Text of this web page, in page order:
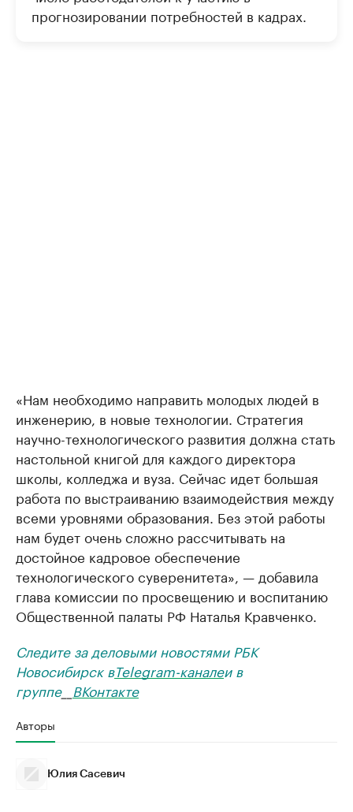
прогнозировании потребностей в кадрах.
«Нам необходимо направить молодых людей в
инженерию, в новые технологии. Стратегия
научно-технологического развития должна стать
настольной книгой для каждого директора
школы, колледжа и вуза. Сейчас идет большая
работа по выстраиванию взаимодействия между
всеми уровнями образования. Без этой работы
нам будет очень сложно рассчитывать на
достойное кадровое обеспечение
технологического суверенитета», — добавила
глава комиссии по просвещению и воспитанию
Общественной палаты РФ Наталья Кравченко.
Следите за деловыми новостями РБК
Новосибирск вTelegram-каналеи в
группе__ ВКонтакте
Авторы
Юлия Сасевич